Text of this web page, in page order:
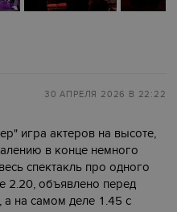
30 АПРЕЛЯ 2026 В 22:22
игра актеров на высоте,
в конце немного
спектакль про одного
2.20, объявлено перед
а на самом деле 1.45 с